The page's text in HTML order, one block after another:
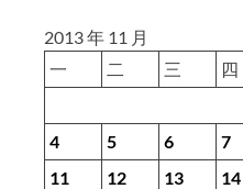
2013 年 11 月
一
二 三 四
4
5 6 7
11
12 13 14